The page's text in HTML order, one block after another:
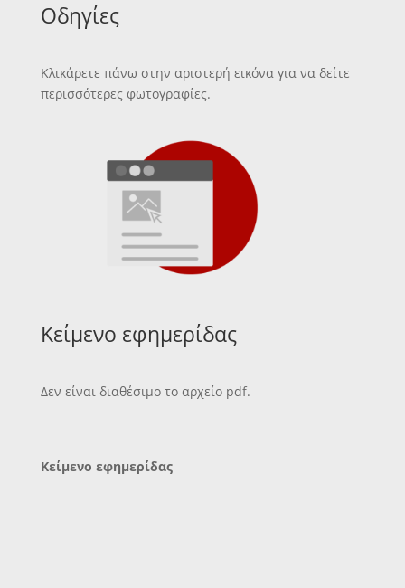
Οδηγίες
Κλικάρετε πάνω στην αριστερή εικόνα για να δείτε
περισσότερες φωτογραφίες.
Κείμενο εφημερίδας
Δεν είναι διαθέσιμο το αρχείο pdf.
Κείμενο εφημερίδας